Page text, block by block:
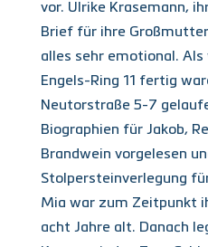
vor. Ulrike Krasemann,
Brief für ihre
alles sehr emotional.
Engels-Ring 11 fertig
Neutorstraße 5-7
Biographien für Jakob,
Brandwein vorgelesen
Stolpersteinverlegung
Mia war zum Zeitpunkt
acht Jahre alt. Danach